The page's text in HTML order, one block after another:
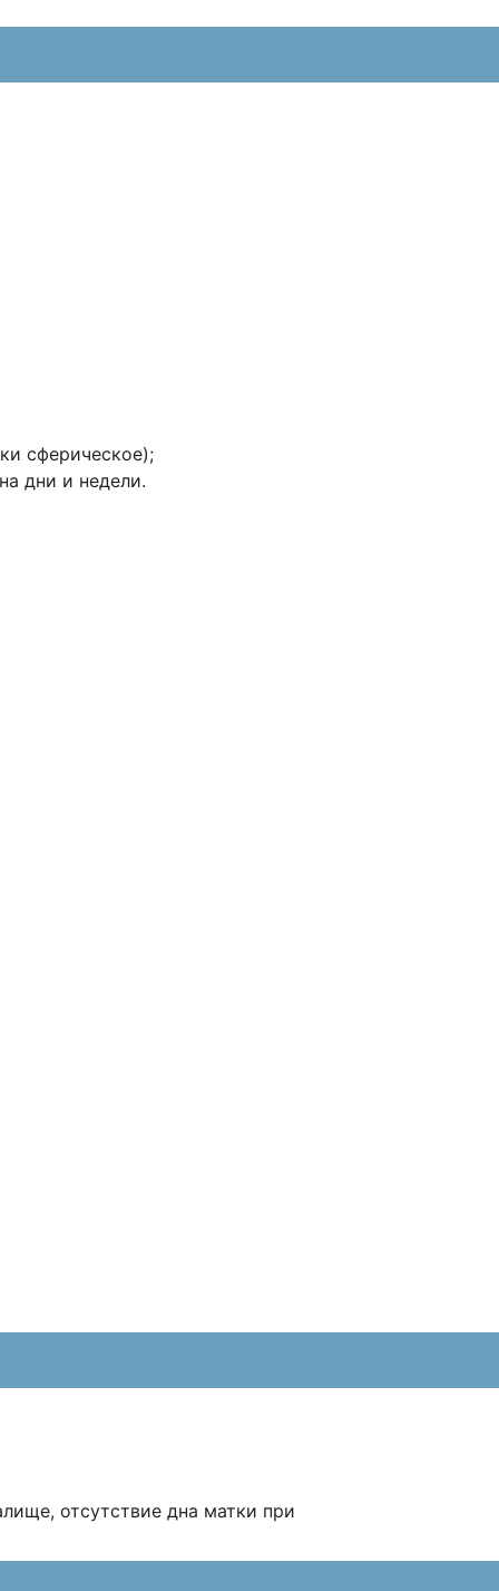
сферическое);
дни и недели.
отсутствие дна матки при